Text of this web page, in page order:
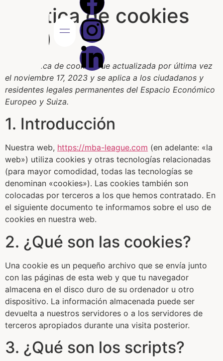
Política de cookies
(UE)
Esta política de cookies fue actualizada por última vez
el noviembre 17, 2023 y se aplica a los ciudadanos y
residentes legales permanentes del Espacio Económico
Europeo y Suiza.
1. Introducción
Nuestra web, https://mba-league.com (en adelante: «la
web») utiliza cookies y otras tecnologías relacionadas
(para mayor comodidad, todas las tecnologías se
denominan «cookies»). Las cookies también son
colocadas por terceros a los que hemos contratado. En
el siguiente documento te informamos sobre el uso de
cookies en nuestra web.
2. ¿Qué son las cookies?
Una cookie es un pequeño archivo que se envía junto
con las páginas de esta web y que tu navegador
almacena en el disco duro de su ordenador u otro
dispositivo. La información almacenada puede ser
devuelta a nuestros servidores o a los servidores de
terceros apropiados durante una visita posterior.
3. ¿Qué son los scripts?